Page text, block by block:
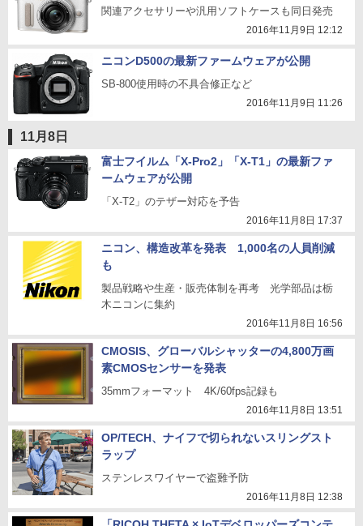
関連アクセサリーや汎用ソフトケースも同日発売
2016年11月9日 12:12
ニコンD500の最新ファームウェアが公開
SB-800使用時の不具合修正など
2016年11月9日 11:26
11月8日
富士フイルム「X-Pro2」「X-T1」の最新ファ
ームウェアが公開
「X-T2」のテザー対応を予告
2016年11月8日 17:37
ニコン、構造改革を発表 1,000名の人員削減
も
製品戦略や生産・販売体制を再考 光学部品は栃
木ニコンに集約
2016年11月8日 16:56
CMOSIS、グローバルシャッターの4,800万画
素CMOSセンサーを発表
35mmフォーマット 4K/60fps記録も
2016年11月8日 13:51
OP/TECH、ナイフで切られないスリングスト
ラップ
ステンレスワイヤーで盗難予防
2016年11月8日 12:38